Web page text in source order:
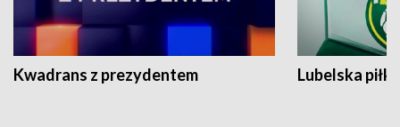
Kwadrans z prezydentem Lubelska piłka